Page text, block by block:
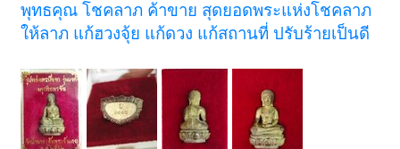
พุทธคุณ โชคลาภ ค้าขาย สุดยอดพระแห่งโชคลาภ
ให้ลาภ แก้ฮวงจุ้ย แก้ดวง แก้สถานที่ ปรับร้ายเป็นดี